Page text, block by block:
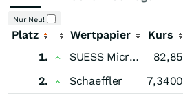
Nur Neu!
Platz Wertpapier Kurs
1.
SUESS MicroTec 82,85
2.
Schaeffler 7,3400